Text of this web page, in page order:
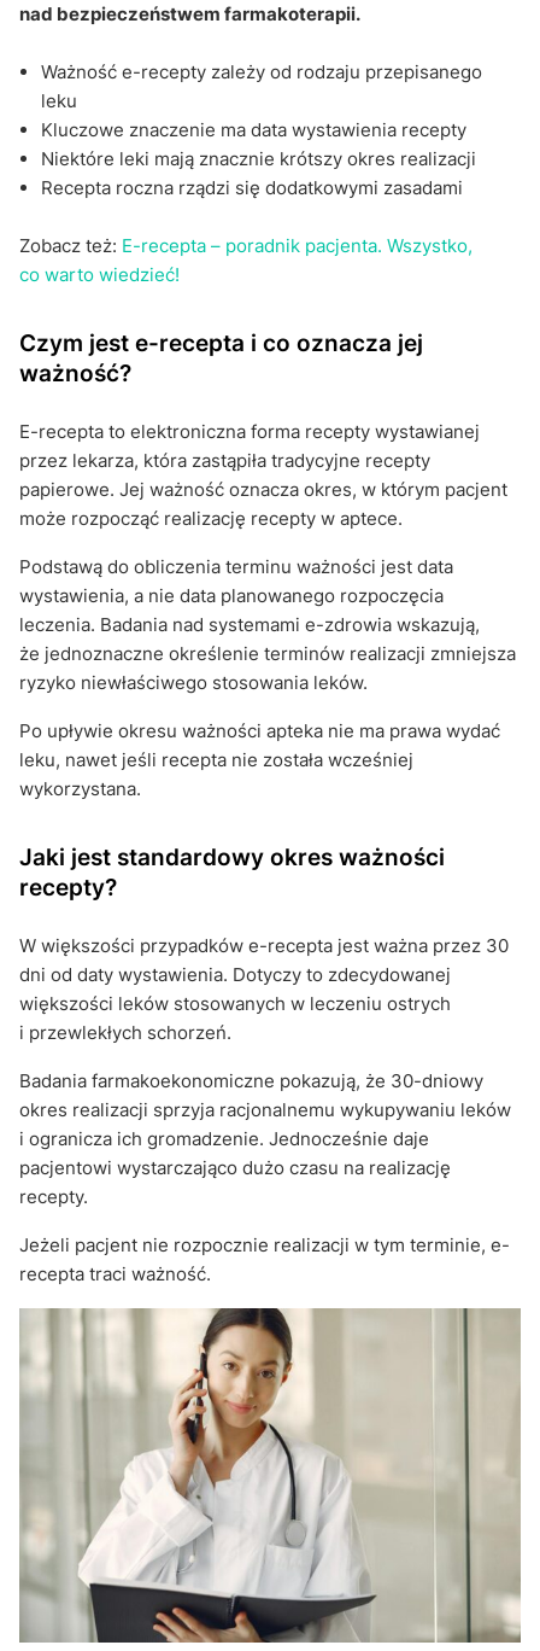
nad bezpieczeństwem farmakoterapii.
Ważność e-recepty zależy od rodzaju przepisanego
leku
Kluczowe znaczenie ma data wystawienia recepty
Niektóre leki mają znacznie krótszy okres realizacji
Recepta roczna rządzi się dodatkowymi zasadami
Zobacz też: E-recepta – poradnik pacjenta. Wszystko,
co warto wiedzieć!
Czym jest e-recepta i co oznacza jej
ważność?
E-recepta to elektroniczna forma recepty wystawianej
przez lekarza, która zastąpiła tradycyjne recepty
papierowe. Jej ważność oznacza okres, w którym pacjent
może rozpocząć realizację recepty w aptece.
Podstawą do obliczenia terminu ważności jest data
wystawienia, a nie data planowanego rozpoczęcia
leczenia. Badania nad systemami e-zdrowia wskazują,
że jednoznaczne określenie terminów realizacji zmniejsza
ryzyko niewłaściwego stosowania leków.
Po upływie okresu ważności apteka nie ma prawa wydać
leku, nawet jeśli recepta nie została wcześniej
wykorzystana.
Jaki jest standardowy okres ważności
recepty?
W większości przypadków e-recepta jest ważna przez 30
dni od daty wystawienia. Dotyczy to zdecydowanej
większości leków stosowanych w leczeniu ostrych
i przewlekłych schorzeń.
Badania farmakoekonomiczne pokazują, że 30-dniowy
okres realizacji sprzyja racjonalnemu wykupywaniu leków
i ogranicza ich gromadzenie. Jednocześnie daje
pacjentowi wystarczająco dużo czasu na realizację
recepty.
Jeżeli pacjent nie rozpocznie realizacji w tym terminie, e-
recepta traci ważność.